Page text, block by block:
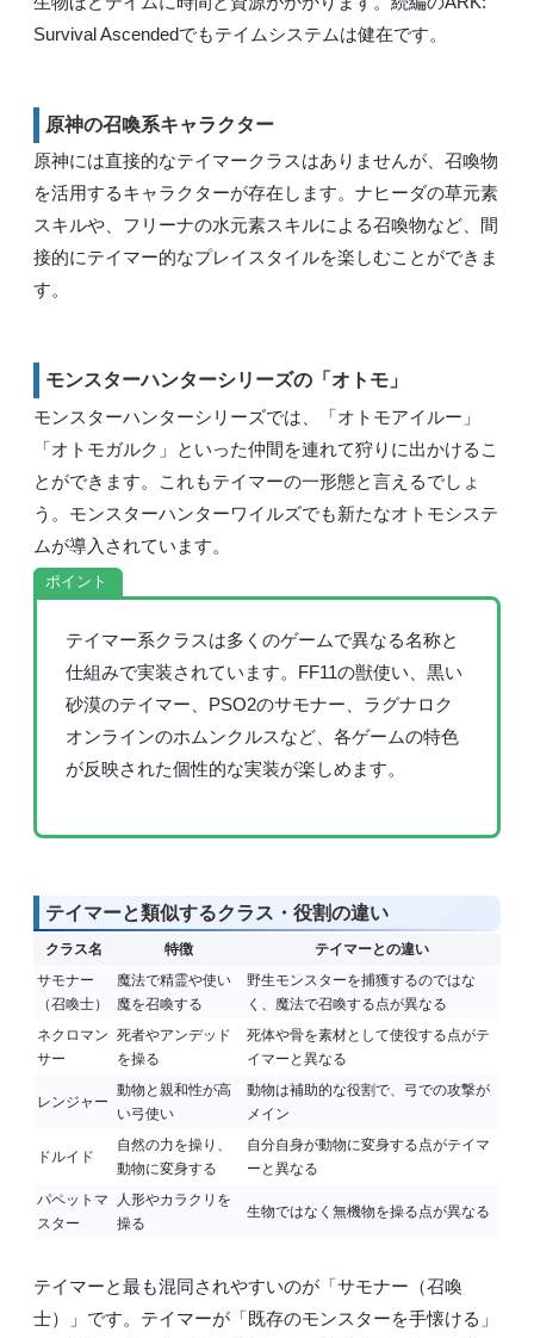
Survival Ascendedでもテイムシステムは健在です。
原神の召喚系キャラクター
原神には直接的なテイマークラスはありませんが、召喚物
を活用するキャラクターが存在します。ナヒーダの草元素
スキルや、フリーナの水元素スキルによる召喚物など、間
接的にテイマー的なプレイスタイルを楽しむことができま
す。
モンスターハンターシリーズの「オトモ」
モンスターハンターシリーズでは、「オトモアイルー」
「オトモガルク」といった仲間を連れて狩りに出かけるこ
とができます。これもテイマーの一形態と言えるでしょ
う。モンスターハンターワイルズでも新たなオトモシステ
ムが導入されています。
ポイント
テイマー系クラスは多くのゲームで異なる名称と
仕組みで実装されています。FF11の獣使い、黒い
砂漠のテイマー、PSO2のサモナー、ラグナロク
オンラインのホムンクルスなど、各ゲームの特色
が反映された個性的な実装が楽しめます。
テイマーと類似するクラス・役割の違い
クラス名 特徴
テイマーとの違い
サモナー
（召喚士）
魔法で精霊や使い
魔を召喚する
野生モンスターを捕獲するのではな
く、魔法で召喚する点が異なる
ネクロマン
サー
死者やアンデッド
を操る
死体や骨を素材として使役する点がテ
イマーと異なる
レンジャー
動物と親和性が高
い弓使い
動物は補助的な役割で、弓での攻撃が
メイン
ドルイド
自然の力を操り、
動物に変身する
自分自身が動物に変身する点がテイマ
ーと異なる
パペットマ
スター
人形やカラクリを
操る
生物ではなく無機物を操る点が異なる
テイマーと最も混同されやすいのが「サモナー（召喚
士）」です。テイマーが「既存のモンスターを手懐ける」